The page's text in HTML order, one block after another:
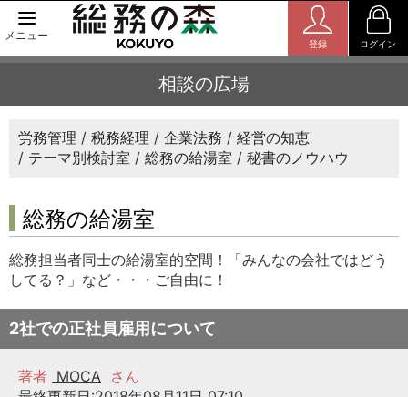
メニュー
登録 ログイン
相談の広場
労務管理 税務経理 企業法務
経営の知恵
テーマ別検討室
総務の給湯室 秘書のノウハウ
総務の給湯室
総務担当者同士の給湯室的空間！「みんなの会社ではどう
してる？」など・・・ご自由に！
2社での正社員雇用について
著者 MOCA さん